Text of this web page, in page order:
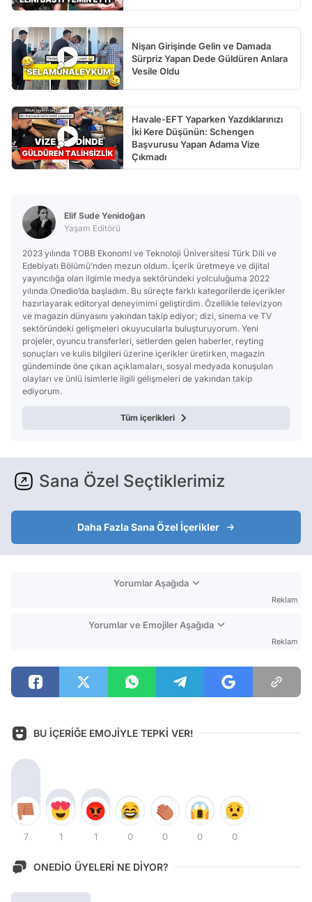
Nişan Girişinde Gelin ve Damada
Sürpriz Yapan Dede Güldüren Anlara
Vesile Oldu
Havale-EFT Yaparken Yazdıklarınızı
İki Kere Düşünün: Schengen
Başvurusu Yapan Adama Vize
Çıkmadı
Elif Sude Yenidoğan
Yaşam Editörü
2023 yılında TOBB Ekonomi ve Teknoloji Üniversitesi Türk Dili ve
Edebiyatı Bölümü’nden mezun oldum. İçerik üretmeye ve dijital
yayıncılığa olan ilgimle medya sektöründeki yolculuğuma 2022
yılında Onedio’da başladım. Bu süreçte farklı kategorilerde içerikler
hazırlayarak editoryal deneyimimi geliştirdim. Özellikle televizyon
ve magazin dünyasını yakından takip ediyor; dizi, sinema ve TV
sektöründeki gelişmeleri okuyucularla buluşturuyorum. Yeni
projeler, oyuncu transferleri, setlerden gelen haberler, reyting
sonuçları ve kulis bilgileri üzerine içerikler üretirken, magazin
gündeminde öne çıkan açıklamaları, sosyal medyada konuşulan
olayları ve ünlü isimlerle ilgili gelişmeleri de yakından takip
ediyorum.
Tüm içerikleri
Sana Özel Seçtiklerimiz
Daha Fazla Sana Özel İçerikler
Yorumlar Aşağıda
Reklam
Yorumlar ve Emojiler Aşağıda
Reklam
BU İÇERİĞE EMOJİYLE TEPKİ VER!
7 1 1 0 0 0 0
ONEDİO ÜYELERİ NE DİYOR?